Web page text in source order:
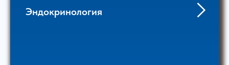
Эндокринология